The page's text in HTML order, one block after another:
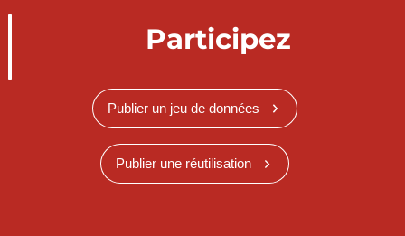
Participez
Publier un jeu de données
Publier une réutilisation